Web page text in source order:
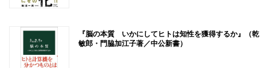
『脳の本質 いかにしてヒトは知性を獲得するか』（乾
敏郎・門脇加江子著／中公新書）